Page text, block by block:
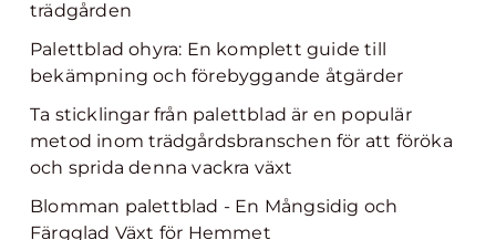
trädgården
Palettblad ohyra: En komplett guide till
bekämpning och förebyggande åtgärder
Ta sticklingar från palettblad är en populär
metod inom trädgårdsbranschen för att föröka
och sprida denna vackra växt
Blomman palettblad - En Mångsidig och
Färgglad Växt för Hemmet